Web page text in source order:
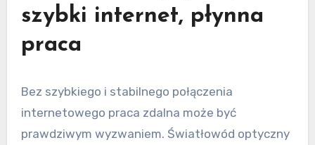
szybki internet, płynna
praca
Bez szybkiego i stabilnego połączenia
internetowego praca zdalna może być
prawdziwym wyzwaniem. Światłowód optyczny